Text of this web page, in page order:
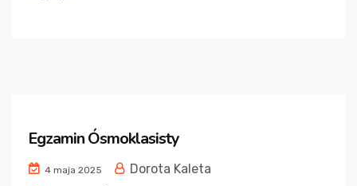
Egzamin Ósmoklasisty
4 maja 2025
Dorota Kaleta